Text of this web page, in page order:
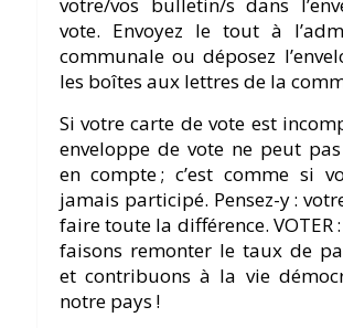
votre/vos bulletin/s dans
vote. Envoyez le tout à
communale ou déposez
les boîtes aux lettres de la
Si votre carte de vote est
enveloppe de vote ne peut
en compte ; c’est comme si
jamais participé. Pensez-y :
faire toute la différence. VOTER
faisons remonter le taux de
et contribuons à la vie
notre pays !